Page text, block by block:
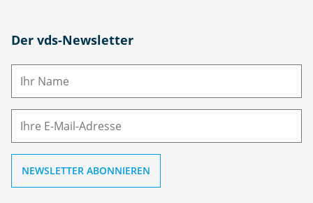
Der vds-Newsletter
N
M